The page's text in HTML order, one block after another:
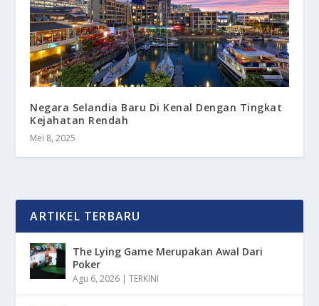
Negara Selandia Baru Di Kenal Dengan Tingkat
Kejahatan Rendah
Mei 8, 2025
ARTIKEL TERBARU
The Lying Game Merupakan Awal Dari
Poker
Agu 6, 2026 |TERKINI